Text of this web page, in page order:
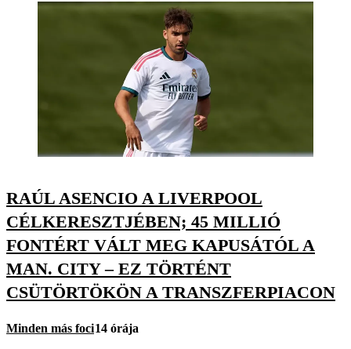
RAÚL ASENCIO A LIVERPOOL
CÉLKERESZTJÉBEN; 45 MILLIÓ
FONTÉRT VÁLT MEG KAPUSÁTÓL A
MAN. CITY – EZ TÖRTÉNT
CSÜTÖRTÖKÖN A TRANSZFERPIACON
Minden más foci14 órája